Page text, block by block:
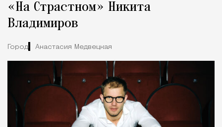
«На Страстном» Никита
Владимиров
Город Анастасия Медвецкая